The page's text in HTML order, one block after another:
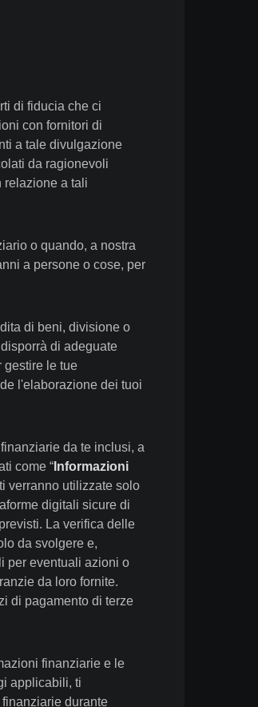
di fiducia che ci
con fornitori di
a tale divulgazione
da ragionevoli
relazione a tali
o quando, a nostra
a persone o cose, per
di beni, divisione o
di adeguate
gestire le tue
l'elaborazione dei tuoi
da te inclusi, a
come “ Informazioni
verranno utilizzate solo
digitali sicure di
La verifica delle
da svolgere e,
per eventuali azioni o
da loro fornite.
di pagamento di terze
finanziarie e le
applicabili, ti
durante